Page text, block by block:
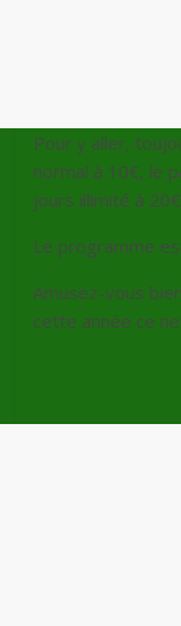
Pour y aller,
normal à 10€, le
jours illimité à
Le programme
Amusez-vous
cette année ce